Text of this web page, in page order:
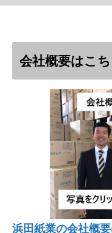
会社概要はこ
浜田紙業の会社概